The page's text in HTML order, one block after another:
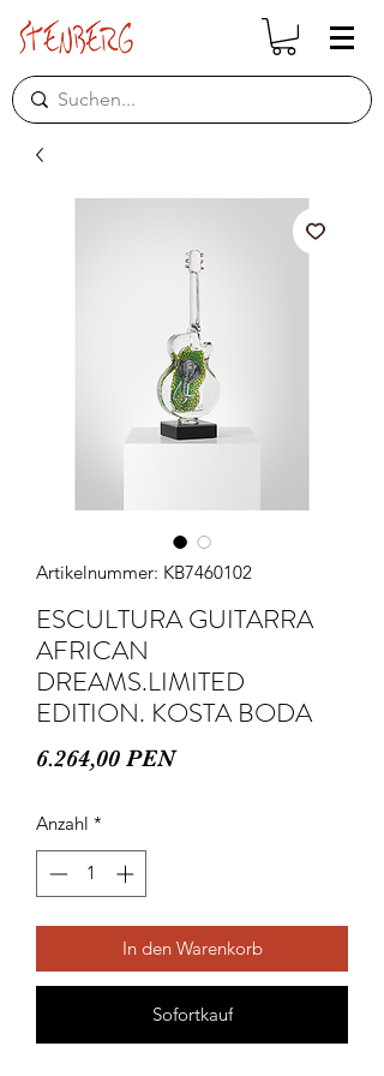
Artikelnummer: KB7460102
ESCULTURA GUITARRA
AFRICAN
DREAMS.LIMITED
EDITION. KOSTA BODA
6.264,00 PENPreis
Anzahl *
In den Warenkorb
Sofortkauf